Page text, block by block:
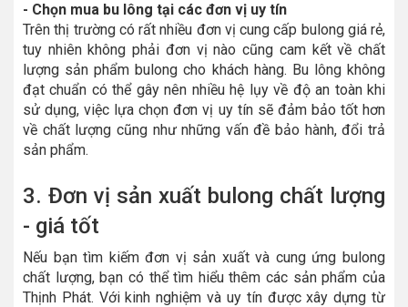
- Chọn mua bu lông tại các đơn vị uy tín
Trên thị trường có rất nhiều đơn vị cung cấp bulong giá rẻ,
tuy nhiên không phải đơn vị nào cũng cam kết về chất
lượng sản phẩm bulong cho khách hàng. Bu lông không
đạt chuẩn có thể gây nên nhiều hệ lụy về độ an toàn khi
sử dụng, việc lựa chọn đơn vị uy tín sẽ đảm bảo tốt hơn
về chất lượng cũng như những vấn đề bảo hành, đổi trả
sản phẩm.
3. Đơn vị sản xuất bulong chất lượng
- giá tốt
Nếu bạn tìm kiếm đơn vị sản xuất và cung ứng bulong
chất lượng, bạn có thể tìm hiểu thêm các sản phẩm của
Thịnh Phát. Với kinh nghiệm và uy tín được xây dựng từ